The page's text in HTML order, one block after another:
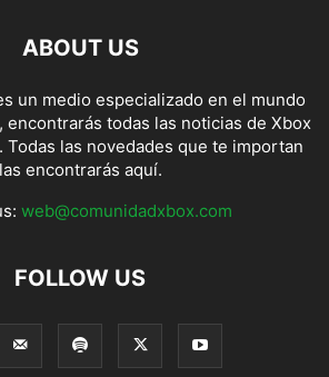
ABOUT US
un medio especializado en el mundo
todas las noticias de Xbox
Todas las novedades que te importan
las encontrarás aquí.
web@comunidadxbox.com
FOLLOW US